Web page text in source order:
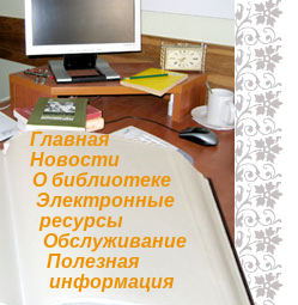
Главная
Новости
О библиотеке
Электронные
ресурсы
Обслуживание
Полезная
информация